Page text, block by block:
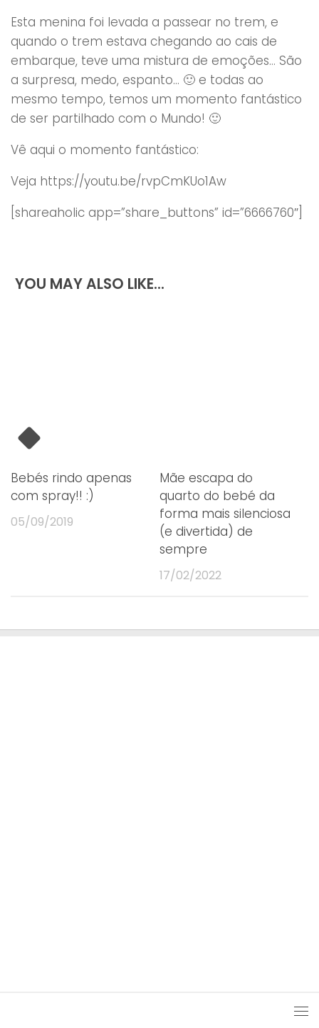
Esta menina foi levada a passear no trem, e
quando o trem estava chegando ao cais de
embarque, teve uma mistura de emoções… São
a surpresa, medo, espanto… 🙂 e todas ao
mesmo tempo, temos um momento fantástico
de ser partilhado com o Mundo! 🙂
Vê aqui o momento fantástico:
Veja https://youtu.be/rvpCmKUo1Aw
[shareaholic app=”share_buttons” id=”6666760″]
YOU MAY ALSO LIKE...
Bebés rindo apenas
com spray!! :)
05/09/2019
Mãe escapa do
quarto do bebé da
forma mais silenciosa
(e divertida) de
sempre
17/02/2022